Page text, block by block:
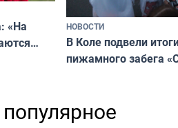
«На
НОВОСТИ
В Коле подвели
пижамного забега